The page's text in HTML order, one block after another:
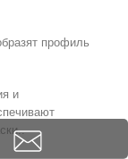
профиль
и